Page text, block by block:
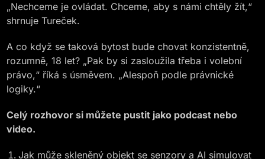
„Nechceme je ovládat. Chceme, aby s námi chtěly žít,“
shrnuje Tureček.
A co když se taková bytost bude chovat konzistentně,
rozumně, 18 let? „Pak by si zasloužila třeba i volební
právo,“ říká s úsměvem. „Alespoň podle právnické
logiky.“
Celý rozhovor si můžete pustit jako podcast nebo
video.
Jak může skleněný objekt se senzory a AI simulovat